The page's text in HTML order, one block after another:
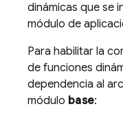
dinámicas que se
módulo de
Para habilitar la
de funciones
dependencia al
módulo base: